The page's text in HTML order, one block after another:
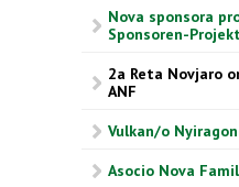
Nova sponsora
Sponsoren-
2a Reta Novjaro
ANF
Vulkan/o
Asocio Nova